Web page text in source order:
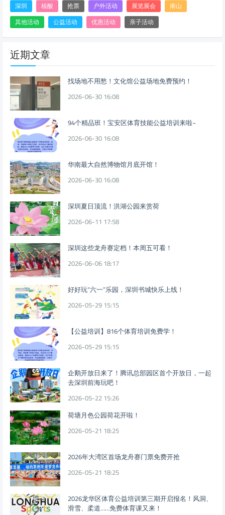
深圳
核酸 抢票 户外活动 展览展会
南山
其他活动
公益活动 优惠活动 亲子活动
近期文章
找场地不用愁！文化馆公益场地免费预约！
2026-06-30 16:08
94个精品班！宝安区体育技能公益培训来啦~
2026-06-30 16:08
华南最大自然博物馆月底开馆！
2026-06-30 16:08
深圳夏日顶流！洪湖公园来赏荷
2026-06-11 17:58
深圳这些龙舟赛定档！本周五可看！
2026-06-06 18:17
好好玩“六一”乐园，深圳书城快乐上线！
2026-05-29 15:15
【公益培训】816个体育培训免费学！
2026-05-29 15:15
企鹅开放日来了！腾讯总部园区首个开放日，一起
去深圳前海玩吧！
2026-05-22 15:26
荷塘月色公园荷花开啦！
2026-05-21 18:25
2026年大湾区首场龙舟赛门票免费开抢
2026-05-21 18:25
2026龙华区体育公益培训第三期开启报名！风洞、
滑雪、柔道……免费体育课又来！